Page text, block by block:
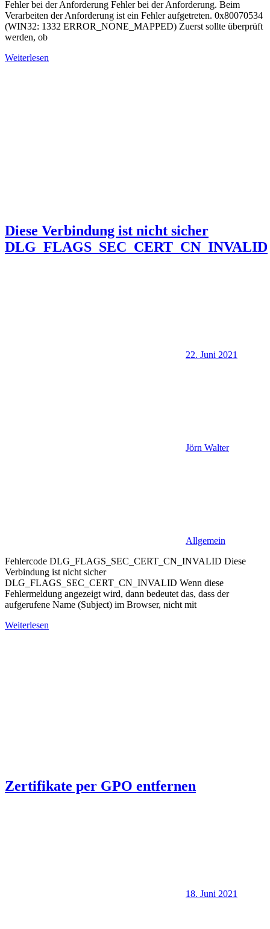
Fehler bei der Anforderung Fehler bei der Anforderung. Beim
Verarbeiten der Anforderung ist ein Fehler aufgetreten. 0x80070534
(WIN32: 1332 ERROR_NONE_MAPPED) Zuerst sollte überprüft
werden, ob
Weiterlesen
Diese Verbindung ist nicht sicher
DLG_FLAGS_SEC_CERT_CN_INVALID
22. Juni 2021
Jörn Walter
Allgemein
Fehlercode DLG_FLAGS_SEC_CERT_CN_INVALID Diese
Verbindung ist nicht sicher
DLG_FLAGS_SEC_CERT_CN_INVALID Wenn diese
Fehlermeldung angezeigt wird, dann bedeutet das, dass der
aufgerufene Name (Subject) im Browser, nicht mit
Weiterlesen
Zertifikate per GPO entfernen
18. Juni 2021